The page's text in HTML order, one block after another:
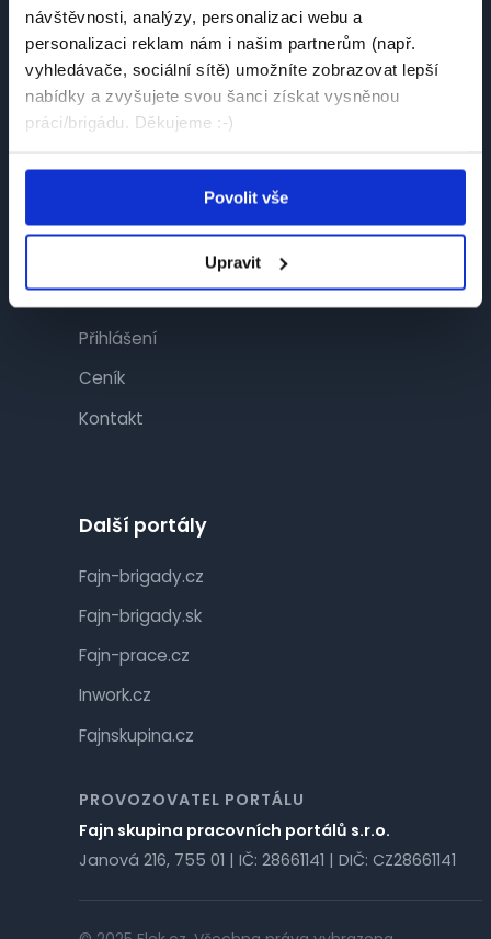
návštěvnosti, analýzy, personalizaci webu a
personalizaci reklam nám i našim partnerům (např.
vyhledávače, sociální sítě) umožníte zobrazovat lepší
nabídky a zvyšujete svou šanci získat vysněnou
práci/brigádu. Děkujeme :-)
Povolit vše
Upravit
Najít práci
Najít brigádu
Společnosti
Přihlášení
Ceník
Kontakt
Další portály
Fajn-brigady.cz
Fajn-brigady.sk
Fajn-prace.cz
Inwork.cz
Fajnskupina.cz
PROVOZOVATEL PORTÁLU
Fajn skupina pracovních portálů s.r.o.
Janová 216, 755 01 | IČ: 28661141 | DIČ: CZ28661141